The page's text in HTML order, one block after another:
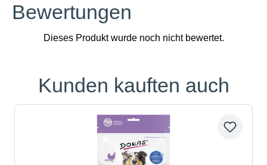
Bewertungen
Produktgalerie überspringen
Kunden kauften auch